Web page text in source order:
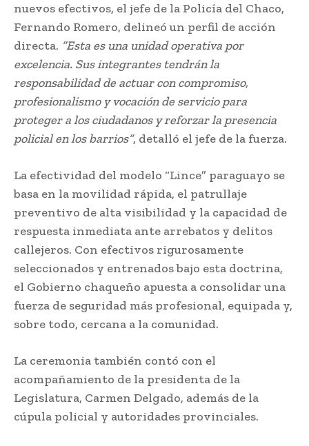
nuevos efectivos, el jefe de la Policía del Chaco,
Fernando Romero, delineó un perfil de acción
directa. “Esta es una unidad operativa por
excelencia. Sus integrantes tendrán la
responsabilidad de actuar con compromiso,
profesionalismo y vocación de servicio para
proteger a los ciudadanos y reforzar la presencia
policial en los barrios”, detalló el jefe de la fuerza.
La efectividad del modelo “Lince” paraguayo se
basa en la movilidad rápida, el patrullaje
preventivo de alta visibilidad y la capacidad de
respuesta inmediata ante arrebatos y delitos
callejeros. Con efectivos rigurosamente
seleccionados y entrenados bajo esta doctrina,
el Gobierno chaqueño apuesta a consolidar una
fuerza de seguridad más profesional, equipada y,
sobre todo, cercana a la comunidad.
La ceremonia también contó con el
acompañamiento de la presidenta de la
Legislatura, Carmen Delgado, además de la
cúpula policial y autoridades provinciales.